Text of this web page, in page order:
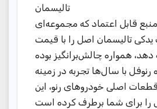
تالیسمان
قابل اعتماد که مجموعه‌ای
تالیسمان اصل را با قیمت
دهد، همواره چالش‌برانگیز بوده
با سال‌ها تجربه در زمینه
قطعات اصلی خودروهای رنو، این